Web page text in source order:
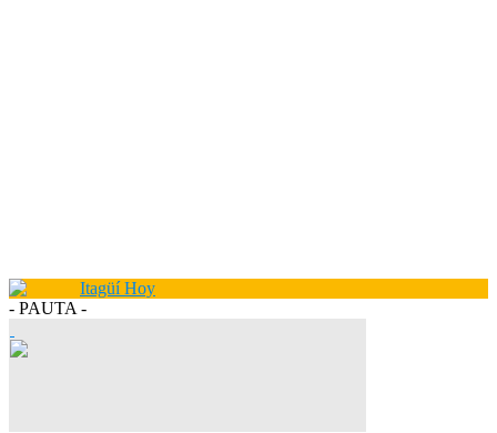
- PAUTA -